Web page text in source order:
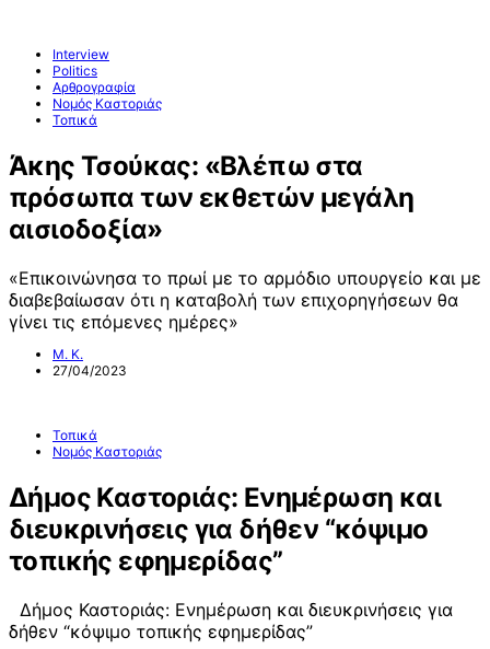
Interview
Politics
Αρθρογραφία
Νομός Καστοριάς
Τοπικά
Άκης Τσούκας: «Βλέπω στα
πρόσωπα των εκθετών μεγάλη
αισιοδοξία»
«Επικοινώνησα το πρωί με το αρμόδιο υπουργείο και με
διαβεβαίωσαν ότι η καταβολή των επιχορηγήσεων θα
γίνει τις επόμενες ημέρες»
Μ. Κ.
27/04/2023
Τοπικά
Νομός Καστοριάς
Δήμος Καστοριάς: Ενημέρωση και
διευκρινήσεις για δήθεν “κόψιμο
τοπικής εφημερίδας”
Δήμος Καστοριάς: Ενημέρωση και διευκρινήσεις για
δήθεν “κόψιμο τοπικής εφημερίδας”